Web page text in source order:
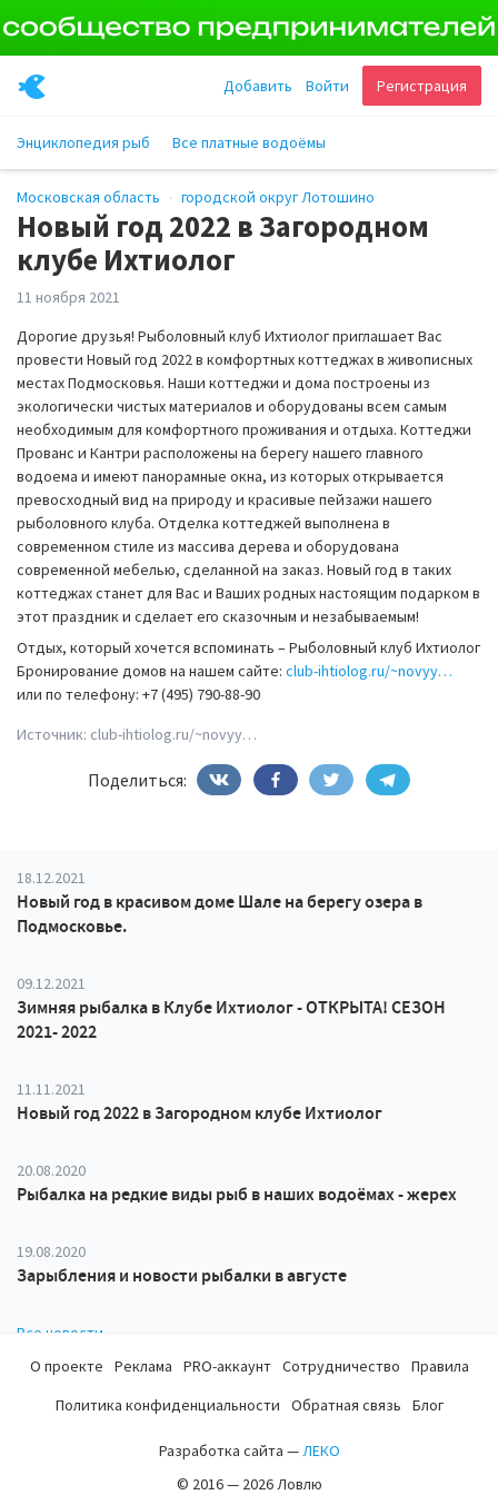
Регистрация
Войти
Добавить
Энциклопедия рыб Все платные водоёмы
Московская область городской округ Лотошино
Новый год 2022 в Загородном
клубе Ихтиолог
11 ноября 2021
Дорогие друзья! Рыболовный клуб Ихтиолог приглашает Вас
провести Новый год 2022 в комфортных коттеджах в живописных
местах Подмосковья. Наши коттеджи и дома построены из
экологически чистых материалов и оборудованы всем самым
необходимым для комфортного проживания и отдыха. Коттеджи
Прованс и Кантри расположены на берегу нашего главного
водоема и имеют панорамные окна, из которых открывается
превосходный вид на природу и красивые пейзажи нашего
рыболовного клуба. Отделка коттеджей выполнена в
современном стиле из массива дерева и оборудована
современной мебелью, сделанной на заказ. Новый год в таких
коттеджах станет для Вас и Ваших родных настоящим подарком в
этот праздник и сделает его сказочным и незабываемым!
Отдых, который хочется вспоминать – Рыболовный клуб Ихтиолог
Бронирование домов на нашем сайте: club-ihtiolog.ru/~novyy…
или по телефону: +7 (495) 790-88-90
Источник: club-ihtiolog.ru/~novyy…
Поделиться:
18.12.2021
Новый год в красивом доме Шале на берегу озера в
Подмосковье.
09.12.2021
Зимняя рыбалка в Клубе Ихтиолог - ОТКРЫТА! СЕЗОН
2021- 2022
11.11.2021
Новый год 2022 в Загородном клубе Ихтиолог
20.08.2020
Рыбалка на редкие виды рыб в наших водоёмах - жерех
19.08.2020
Зарыбления и новости рыбалки в августе
Все новости
О проекте
Реклама PRO-аккаунт Сотрудничество
Правила
Политика конфиденциальности
Обратная связь Блог
Разработка сайта —ЛЕКО
© 2016 — 2026 Ловлю